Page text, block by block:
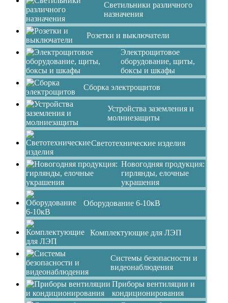
Светильники различного
назначения
Розетки и выключатели
Электрощитовое
оборудование, щиты,
боксы и шкафы
Сборка электрощитов
Устройства заземления и
молниезащиты
Светотехнические изделия
Новогодняя продукция:
гирлянды, елочные
украшения
Оборудование 6-10кВ
Комплектующие для ЛЭП
Системы безопасности и
видеонаблюдения
Приборы вентиляции и
кондиционирования